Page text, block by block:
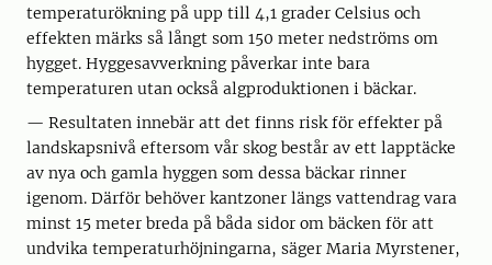
temperaturökning på upp till 4,1 grader Celsius och
effekten märks så långt som 150 meter nedströms om
hygget. Hyggesavverkning påverkar inte bara
temperaturen utan också algproduktionen i bäckar.
— Resultaten innebär att det finns risk för effekter på
landskapsnivå eftersom vår skog består av ett lapptäcke
av nya och gamla hyggen som dessa bäckar rinner
igenom. Därför behöver kantzoner längs vattendrag vara
minst 15 meter breda på båda sidor om bäcken för att
undvika temperaturhöjningarna, säger Maria Myrstener,